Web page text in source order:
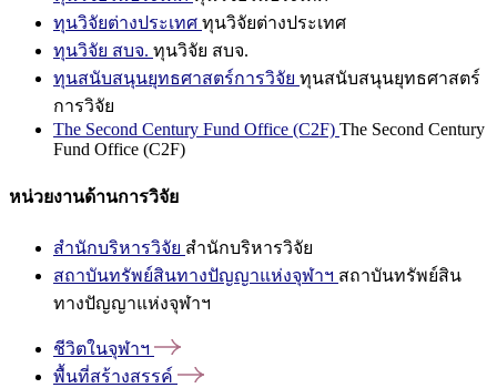
ทุนวิจัยต่างประเทศ ทุนวิจัยต่างประเทศ
ทุนวิจัย สบจ. ทุนวิจัย สบจ.
ทุนสนับสนุนยุทธศาสตร์การวิจัย ทุนสนับสนุนยุทธศาสตร์
การวิจัย
The Second Century Fund Office (C2F) The Second Century
Fund Office (C2F)
หน่วยงานด้านการวิจัย
สำนักบริหารวิจัย สำนักบริหารวิจัย
สถาบันทรัพย์สินทางปัญญาแห่งจุฬาฯ สถาบันทรัพย์สิน
ทางปัญญาแห่งจุฬาฯ
ชีวิตในจุฬาฯ
พื้นที่สร้างสรรค์